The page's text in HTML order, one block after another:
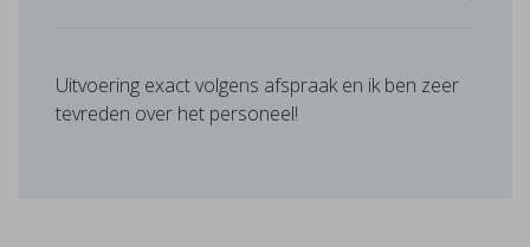
Uitvoering exact volgens afspraak en ik ben zeer
tevreden over het personeel!